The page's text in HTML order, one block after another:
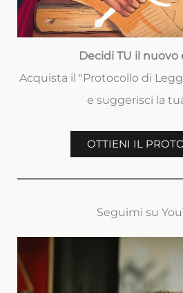
Decidi TU il nuovo
Acquista il "Protocollo di
e suggerisci la
OTTIENI IL
Seguimi su